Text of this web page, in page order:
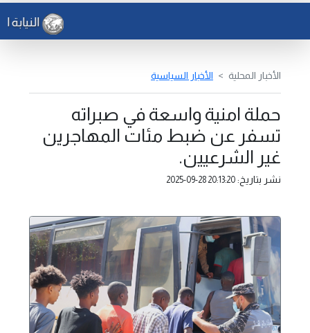
النيابة
الأخبار المحلية الأخبار السياسية
حملة امنية واسعة في صبراته
تسفر عن ضبط مئات المهاجرين
غير الشرعيين.
نشر بتاريخ: 2025-09-28 20:13:20